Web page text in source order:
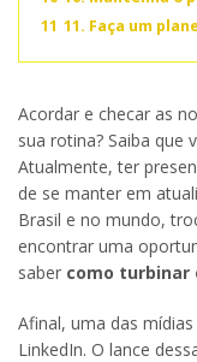
11 11. Faça um
Acordar e checar as
sua rotina? Saiba que
Atualmente, ter
de se manter em
Brasil e no mundo,
encontrar uma
saber como turbinar
Afinal, uma das
LinkedIn. O lance